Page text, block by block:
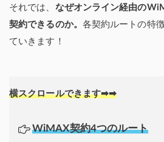
それでは、 なぜオンライン経由の
契約できるのか。 各契約ルートの特
ていきます！
横スクロールできます➡➡
WiMAX契約4つのルート